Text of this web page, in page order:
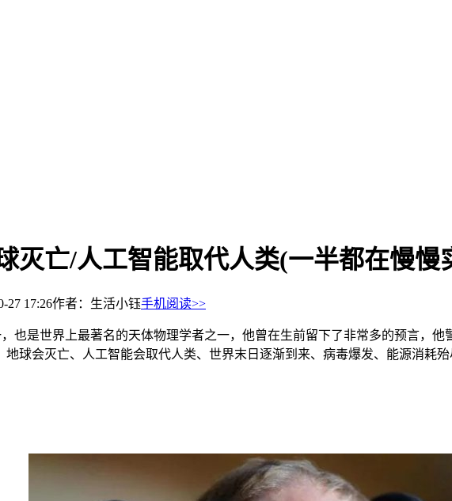
灭亡/人工智能取代人类(一半都在慢慢
27 17:26作者：生活小钰手机阅读>>
也是世界上最著名的天体物理学者之一，他曾在生前留下了非常多的预言，
球会灭亡、人工智能会取代人类、世界末日逐渐到来、病毒爆发、能源消耗殆